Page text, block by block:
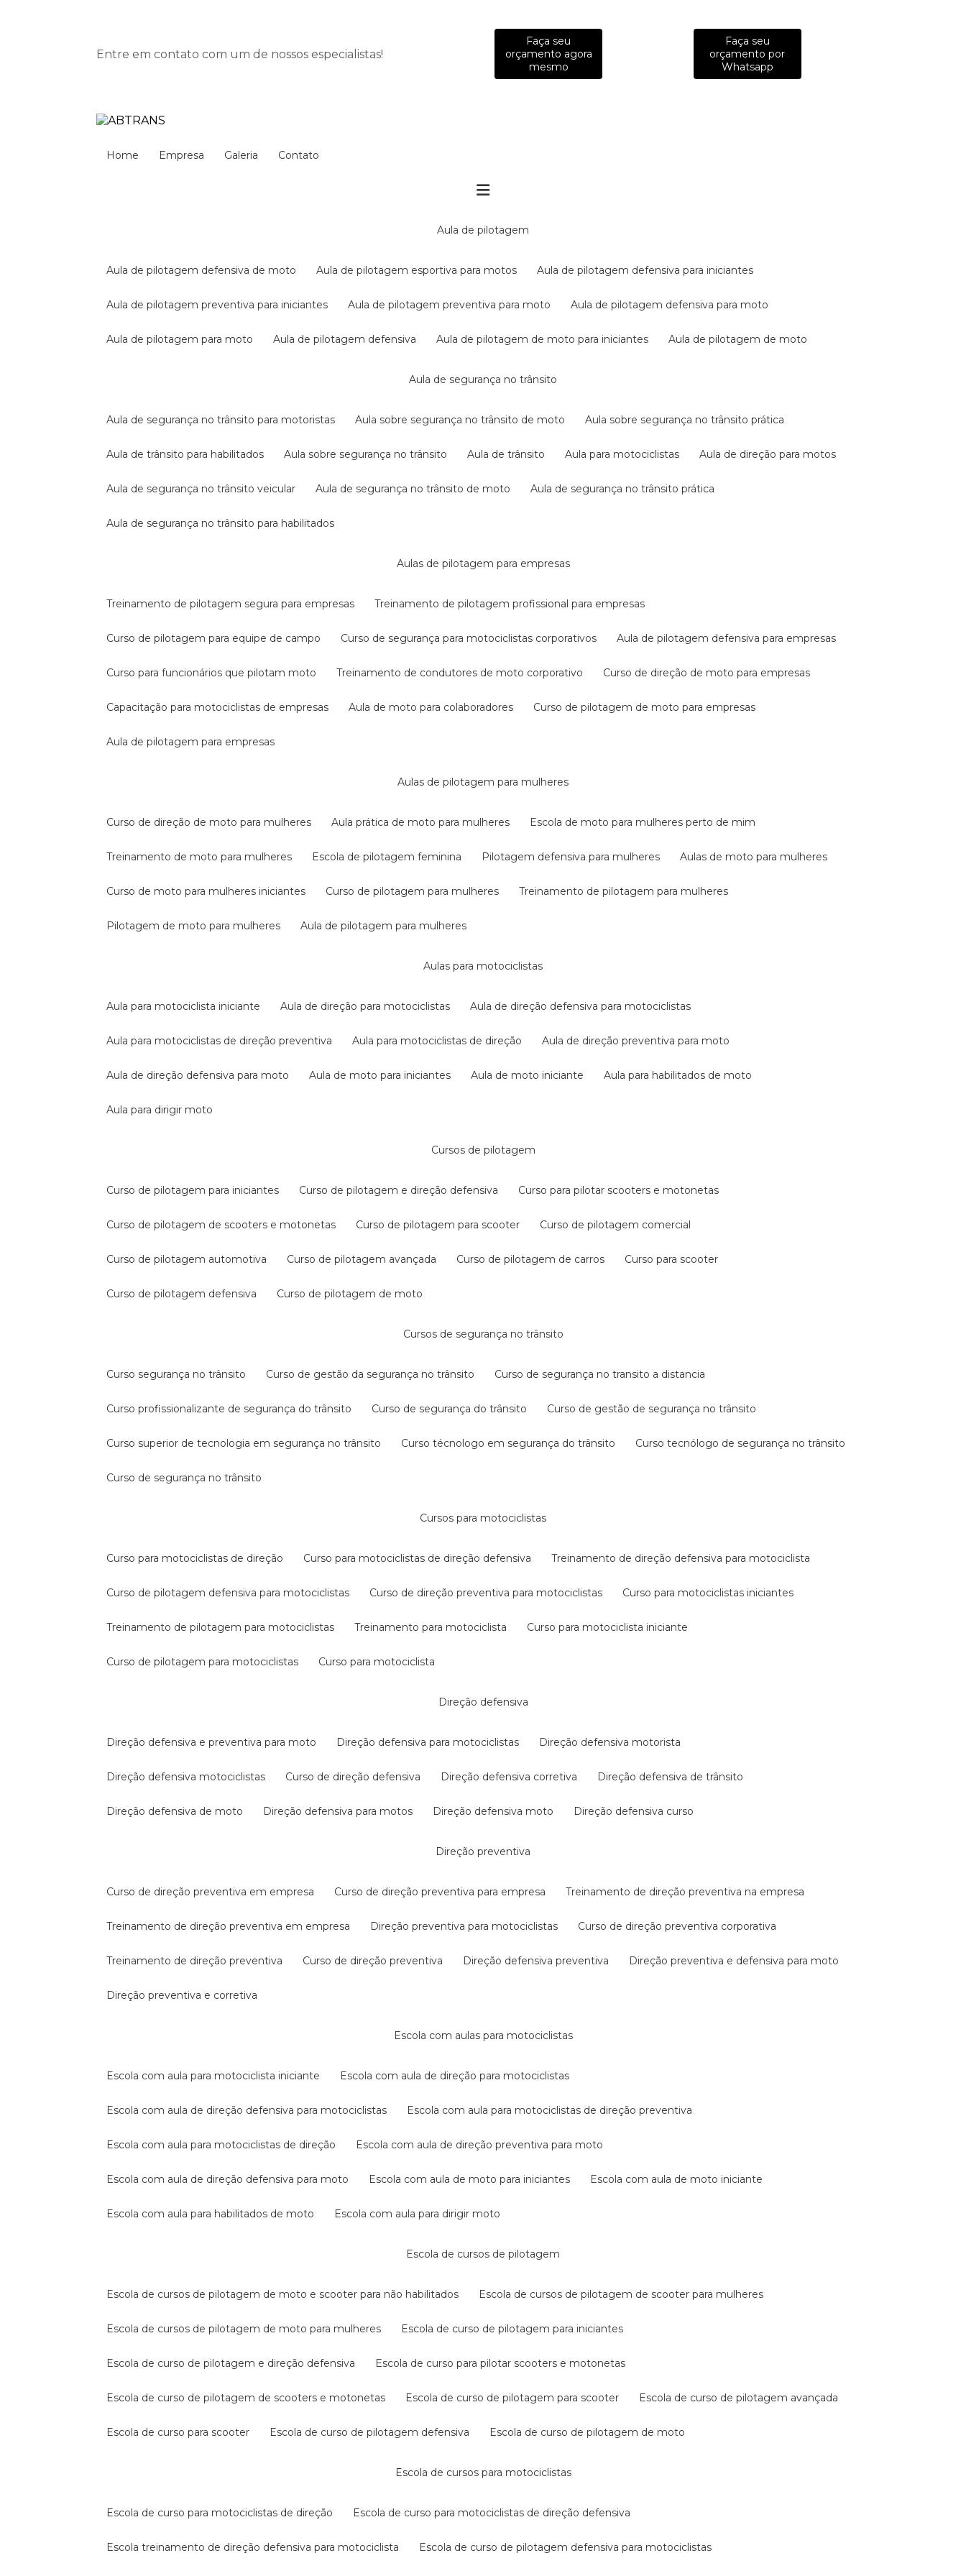
Entre em contato com um de nossos especialistas!
Faça seu
orçamento agora
mesmo
Faça seu
orçamento por
Whatsapp
Home Empresa Galeria Contato
aula de pilotagem
aula de pilotagem defensiva de moto aula de pilotagem esportiva para motos aula de pilotagem defensiva para iniciantes
aula de pilotagem preventiva para iniciantes aula de pilotagem preventiva para moto aula de pilotagem defensiva para moto
aula de pilotagem para moto aula de pilotagem defensiva aula de pilotagem de moto para iniciantes aula de pilotagem de moto
aula de segurança no trânsito
aula de segurança no trânsito para motoristas aula sobre segurança no trânsito de moto aula sobre segurança no trânsito prática
aula de trânsito para habilitados aula sobre segurança no trânsito aula de trânsito aula para motociclistas aula de direção para motos
aula de segurança no trânsito veicular aula de segurança no trânsito de moto aula de segurança no trânsito prática
aula de segurança no trânsito para habilitados
aulas de pilotagem para empresas
treinamento de pilotagem segura para empresas treinamento de pilotagem profissional para empresas
curso de pilotagem para equipe de campo curso de segurança para motociclistas corporativos aula de pilotagem defensiva para empresas
curso para funcionários que pilotam moto treinamento de condutores de moto corporativo curso de direção de moto para empresas
capacitação para motociclistas de empresas aula de moto para colaboradores curso de pilotagem de moto para empresas
aula de pilotagem para empresas
aulas de pilotagem para mulheres
curso de direção de moto para mulheres aula prática de moto para mulheres escola de moto para mulheres perto de mim
treinamento de moto para mulheres escola de pilotagem feminina pilotagem defensiva para mulheres aulas de moto para mulheres
curso de moto para mulheres iniciantes curso de pilotagem para mulheres treinamento de pilotagem para mulheres
pilotagem de moto para mulheres aula de pilotagem para mulheres
aulas para motociclistas
aula para motociclista iniciante aula de direção para motociclistas aula de direção defensiva para motociclistas
aula para motociclistas de direção preventiva aula para motociclistas de direção aula de direção preventiva para moto
aula de direção defensiva para moto aula de moto para iniciantes aula de moto iniciante aula para habilitados de moto
aula para dirigir moto
cursos de pilotagem
curso de pilotagem para iniciantes curso de pilotagem e direção defensiva curso para pilotar scooters e motonetas
curso de pilotagem de scooters e motonetas curso de pilotagem para scooter curso de pilotagem comercial
curso de pilotagem automotiva curso de pilotagem avançada curso de pilotagem de carros curso para scooter
curso de pilotagem defensiva curso de pilotagem de moto
cursos de segurança no trânsito
curso segurança no trânsito curso de gestão da segurança no trânsito curso de segurança no transito a distancia
curso profissionalizante de segurança do trânsito curso de segurança do trânsito curso de gestão de segurança no trânsito
curso superior de tecnologia em segurança no trânsito curso técnologo em segurança do trânsito curso tecnólogo de segurança no trânsito
curso de segurança no trânsito
cursos para motociclistas
curso para motociclistas de direção curso para motociclistas de direção defensiva treinamento de direção defensiva para motociclista
curso de pilotagem defensiva para motociclistas curso de direção preventiva para motociclistas curso para motociclistas iniciantes
treinamento de pilotagem para motociclistas treinamento para motociclista curso para motociclista iniciante
curso de pilotagem para motociclistas curso para motociclista
direção defensiva
direção defensiva e preventiva para moto direção defensiva para motociclistas direção defensiva motorista
direção defensiva motociclistas curso de direção defensiva direção defensiva corretiva direção defensiva de trânsito
direção defensiva de moto direção defensiva para motos direção defensiva moto direção defensiva curso
direção preventiva
curso de direção preventiva em empresa curso de direção preventiva para empresa treinamento de direção preventiva na empresa
treinamento de direção preventiva em empresa direção preventiva para motociclistas curso de direção preventiva corporativa
treinamento de direção preventiva curso de direção preventiva direção defensiva preventiva direção preventiva e defensiva para moto
direção preventiva e corretiva
escola com aulas para motociclistas
escola com aula para motociclista iniciante escola com aula de direção para motociclistas
escola com aula de direção defensiva para motociclistas escola com aula para motociclistas de direção preventiva
escola com aula para motociclistas de direção escola com aula de direção preventiva para moto
escola com aula de direção defensiva para moto escola com aula de moto para iniciantes escola com aula de moto iniciante
escola com aula para habilitados de moto escola com aula para dirigir moto
escola de cursos de pilotagem
escola de cursos de pilotagem de moto e scooter para não habilitados escola de cursos de pilotagem de scooter para mulheres
escola de cursos de pilotagem de moto para mulheres escola de curso de pilotagem para iniciantes
escola de curso de pilotagem e direção defensiva escola de curso para pilotar scooters e motonetas
escola de curso de pilotagem de scooters e motonetas escola de curso de pilotagem para scooter escola de curso de pilotagem avançada
escola de curso para scooter escola de curso de pilotagem defensiva escola de curso de pilotagem de moto
escola de cursos para motociclistas
escola de curso para motociclistas de direção escola de curso para motociclistas de direção defensiva
escola treinamento de direção defensiva para motociclista escola de curso de pilotagem defensiva para motociclistas